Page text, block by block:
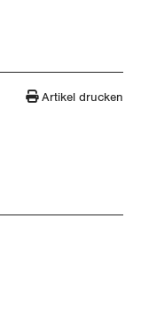
Artikel drucken